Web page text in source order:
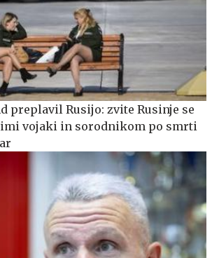
preplavil Rusijo: zvite Rusinje se
vojaki in sorodnikom po smrti